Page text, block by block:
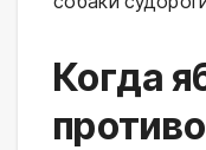
Когда